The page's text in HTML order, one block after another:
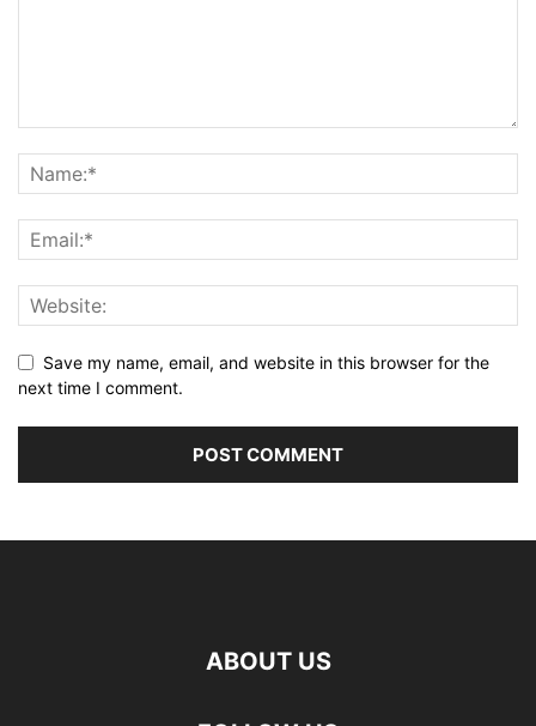
Save my name, email, and website in this browser for the
next time I comment.
ABOUT US